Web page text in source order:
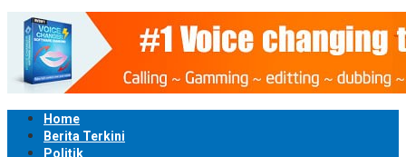
Home
Berita Terkini
Politik